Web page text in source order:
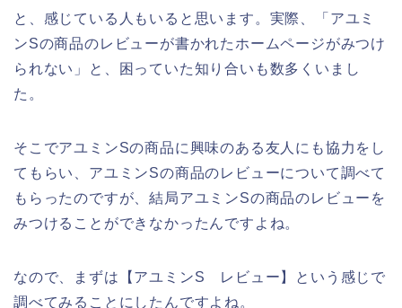
と、感じている人もいると思います。実際、「アユミ
ンSの商品のレビューが書かれたホームページがみつけ
られない」と、困っていた知り合いも数多くいまし
た。
そこでアユミンSの商品に興味のある友人にも協力をし
てもらい、アユミンSの商品のレビューについて調べて
もらったのですが、結局アユミンSの商品のレビューを
みつけることができなかったんですよね。
なので、まずは【アユミンS レビュー】という感じで
調べてみることにしたんですよね。